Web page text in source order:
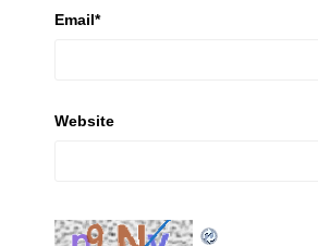
Email*
Website